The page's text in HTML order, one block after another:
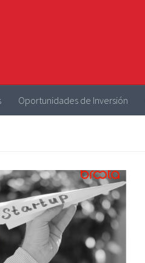
Oportunidades de Inversión